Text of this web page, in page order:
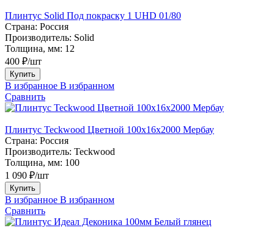
Плинтус Solid Под покраску 1 UHD 01/80
Страна: Россия
Производитель: Solid
Толщина, мм: 12
400 ₽/шт
Купить
В избранное В избранном
Сравнить
Плинтус Teckwood Цветной 100x16х2000 Мербау
Страна: Россия
Производитель: Teckwood
Толщина, мм: 100
1 090 ₽/шт
Купить
В избранное В избранном
Сравнить